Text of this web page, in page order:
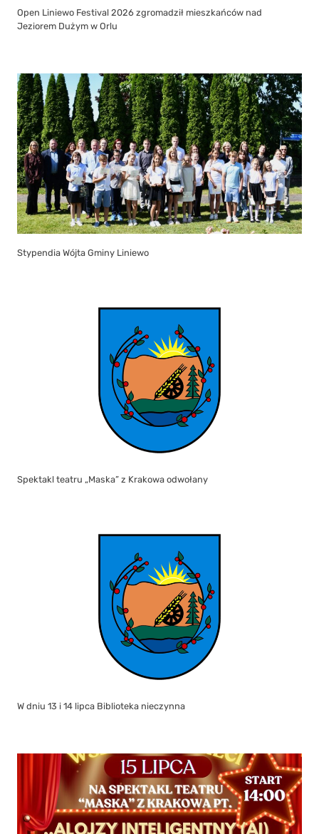
Open Liniewo Festival 2026 zgromadził mieszkańców nad
Jeziorem Dużym w Orlu
Stypendia Wójta Gminy Liniewo
Spektakl teatru „Maska” z Krakowa odwołany
W dniu 13 i 14 lipca Biblioteka nieczynna